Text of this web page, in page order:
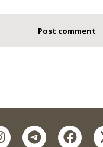
facebook